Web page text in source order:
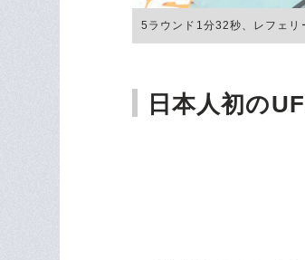
5ラウンド1分32秒、レフェ
日本人初の